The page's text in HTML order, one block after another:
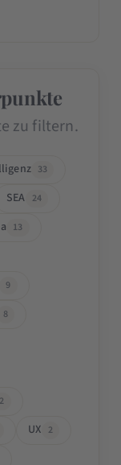
zu filtern.
33
SEA 24
13
9
8
2
UX 2